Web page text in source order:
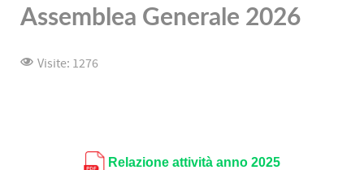
Assemblea Generale 2026
Visite: 1276
Relazione attività anno 2025